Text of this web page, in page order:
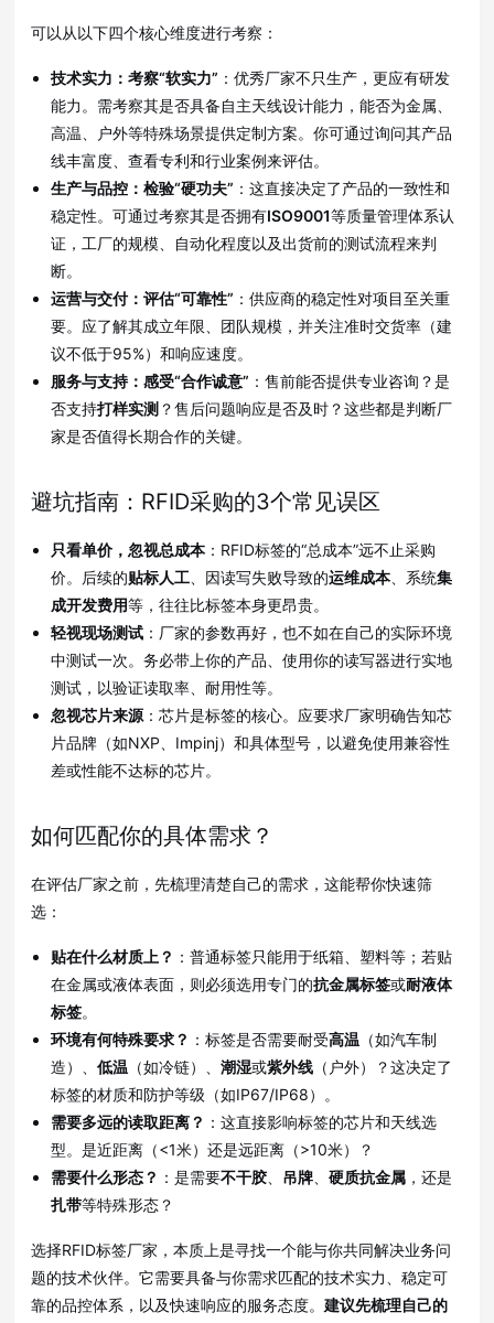
可以从以下四个核心维度进行考察：
技术实力：考察“软实力” ：优秀厂家不只生产，更应有研发
能力。需考察其是否具备自主天线设计能力 ，能否为金属、
高温、户外等特殊场景提供定制方案。你可通过询问其产品
线丰富度、查看专利和行业案例来评估。
生产与品控：检验“硬功夫” ：这直接决定了产品的一致性和
稳定性。可通过考察其是否拥有ISO9001等质量管理体系认
证 ，工厂的规模、自动化程度以及出货前的测试流程来判
断。
运营与交付：评估“可靠性” ：供应商的稳定性对项目至关重
要。应了解其成立年限、团队规模 ，并关注准时交货率（建
议不低于95%）和响应速度。
服务与支持：感受“合作诚意” ：售前能否提供专业咨询 ？是
否支持打样实测 ？售后问题响应是否及时 ？这些都是判断厂
家是否值得长期合作的关键。
避坑指南：RFID采购的3个常见误区
只看单价，忽视总成本：RFID标签的“总成本”远不止采购
价。后续的贴标人工、因读写失败导致的运维成本、系统集
成开发费用等，往往比标签本身更昂贵。
轻视现场测试 ：厂家的参数再好，也不如在自己的实际环境
中测试一次。务必带上你的产品、使用你的读写器进行实地
测试，以验证读取率、耐用性等。
忽视芯片来源：芯片是标签的核心。应要求厂家明确告知芯
片品牌（如NXP、Impinj）和具体型号，以避免使用兼容性
差或性能不达标的芯片。
如何匹配你的具体需求？
在评估厂家之前，先梳理清楚自己的需求，这能帮你快速筛
选：
贴在什么材质上？ ：普通标签只能用于纸箱、塑料等 ；若贴
在金属或液体表面，则必须选用专门的抗金属标签或耐液体
标签。
环境有何特殊要求？ ：标签是否需要耐受高温 （如汽车制
造）、低温 （如冷链）、潮湿或紫外线 （户外）？这决定了
标签的材质和防护等级（如IP67/IP68） 。
需要多远的读取距离？ ：这直接影响标签的芯片和天线选
型。是近距离（<1米）还是远距离（>10米）？
需要什么形态？ ：是需要不干胶、 吊牌、硬质抗金属 ，还是
扎带等特殊形态 ？
选择RFID标签厂家，本质上是寻找一个能与你共同解决业务问
题的技术伙伴。它需要具备与你需求匹配的技术实力、稳定可
靠的品控体系，以及快速响应的服务态度。建议先梳理自己的